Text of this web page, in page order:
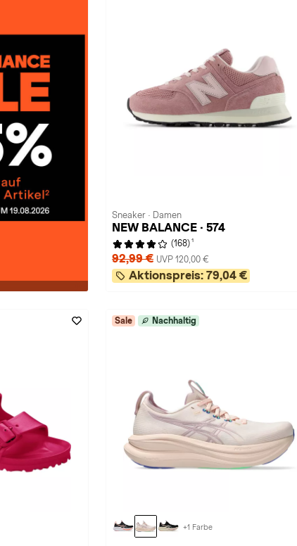
Sneaker · Damen
NEW BALANCE · 574
(168) 1
92,99 € UVP 120,00 €
Aktionspreis: 79,04 €
Sale Nachhaltig
+1 Farbe